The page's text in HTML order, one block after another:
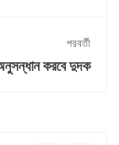
পরবর্তী
করবে দুদক